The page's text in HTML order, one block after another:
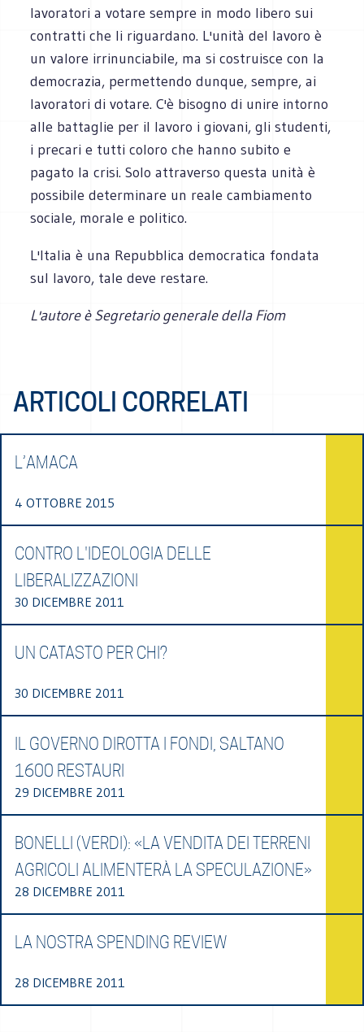
lavoratori a votare sempre in modo libero sui
contratti che li riguardano. L'unità del lavoro è
un valore irrinunciabile, ma si costruisce con la
democrazia, permettendo dunque, sempre, ai
lavoratori di votare. C'è bisogno di unire intorno
alle battaglie per il lavoro i giovani, gli studenti,
i precari e tutti coloro che hanno subito e
pagato la crisi. Solo attraverso questa unità è
possibile determinare un reale cambiamento
sociale, morale e politico.
L'Italia è una Repubblica democratica fondata
sul lavoro, tale deve restare.
L'autore è Segretario generale della Fiom
ARTICOLI CORRELATI
L’AMACA
4 OTTOBRE 2015
CONTRO L'IDEOLOGIA DELLE
LIBERALIZZAZIONI
30 DICEMBRE 2011
UN CATASTO PER CHI?
30 DICEMBRE 2011
IL GOVERNO DIROTTA I FONDI, SALTANO
1600 RESTAURI
29 DICEMBRE 2011
BONELLI (VERDI): «LA VENDITA DEI TERRENI
AGRICOLI ALIMENTERÀ LA SPECULAZIONE»
28 DICEMBRE 2011
LA NOSTRA SPENDING REVIEW
28 DICEMBRE 2011